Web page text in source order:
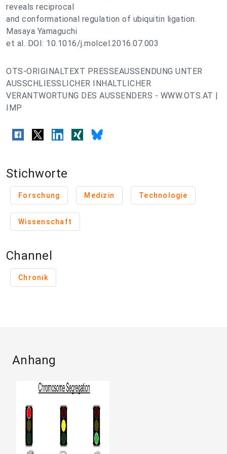
reveals reciprocal
and conformational regulation of ubiquitin ligation.
Masaya Yamaguchi
et al. DOI: 10.1016/j.molcel.2016.07.003
OTS-ORIGINALTEXT PRESSEAUSSENDUNG UNTER
AUSSCHLIESSLICHER INHALTLICHER
VERANTWORTUNG DES AUSSENDERS - WWW.OTS.AT |
IMP
Stichworte
Forschung Medizin Technologie
Wissenschaft
Channel
Chronik
Anhang